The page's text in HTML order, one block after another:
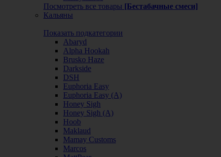
Посмотреть все товары [Бестабачные смеси]
Кальяны
Показать подкатегории
Abaryd
Alpha Hookah
Brusko Haze
Darkside
DSH
Euphoria Easy
Euphoria Easy (А)
Honey Sigh
Honey Sigh (А)
Hoob
Maklaud
Mamay Customs
Marcos